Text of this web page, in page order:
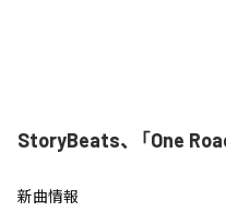
StoryBeats、「One
新曲情報